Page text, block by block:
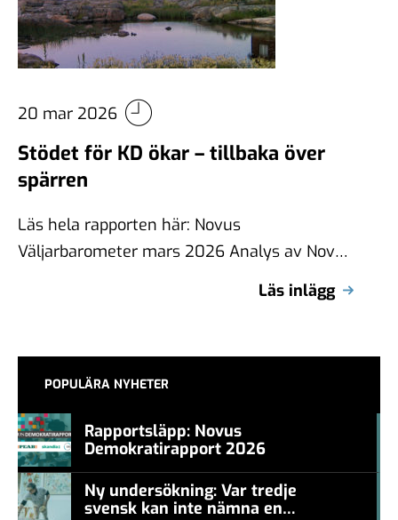
20 mar 2026
Stödet för KD ökar – tillbaka över
spärren
Läs hela rapporten här: Novus
Väljarbarometer mars 2026 Analys av Novus
Läs inlägg
POPULÄRA NYHETER
Rapportsläpp: Novus
Demokratirapport 2026
Ny undersökning: Var tredje
svensk kan inte nämna en